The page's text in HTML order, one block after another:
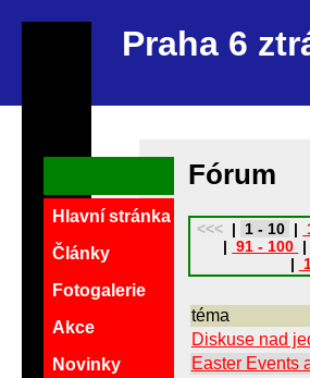
Praha 6
Fórum
<<< | 1 - 10 |
| 91 - 100 |
|
téma
Diskuse nad
Easter Events
Hlavní stránka
Články
Fotogalerie
Akce
Novinky